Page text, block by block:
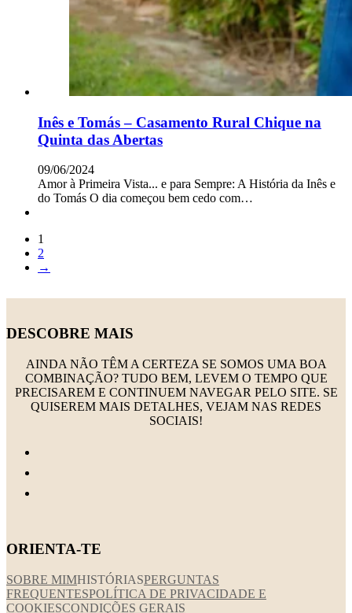
Inês e Tomás – Casamento Rural Chique na
Quinta das Abertas
09/06/2024
Amor à Primeira Vista... e para Sempre: A História da Inês e
do Tomás O dia começou bem cedo com…
1
2
→
DESCOBRE MAIS
AINDA NÃO TÊM A CERTEZA SE SOMOS UMA BOA
COMBINAÇÃO? TUDO BEM, LEVEM O TEMPO QUE
PRECISAREM E CONTINUEM NAVEGAR PELO SITE. SE
QUISEREM MAIS DETALHES, VEJAM NAS REDES
SOCIAIS!
ORIENTA-TE
SOBRE MIMHISTÓRIASPERGUNTAS
FREQUENTESPOLÍTICA DE PRIVACIDADE E
COOKIESCONDIÇÕES GERAIS